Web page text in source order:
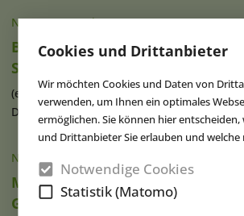
Cookies und Drittanbieter
Wir möchten Cookies und Daten von
verwenden, um Ihnen ein optimales
ermöglichen. Sie können hier entscheiden,
und Drittanbieter Sie erlauben und welche
Notwendige Cookies
Statistik (Matomo)
NACHRICHTEN|07.08.2026
Brad Gilmour ist neuer
SeaWorld Orlando
(eap) Brad Gilmour (Foto), seit 2023 als
Discovery Cove und Aquatica in (...)
NACHRICHTEN
Movie Park Germany begrüßt
Gast